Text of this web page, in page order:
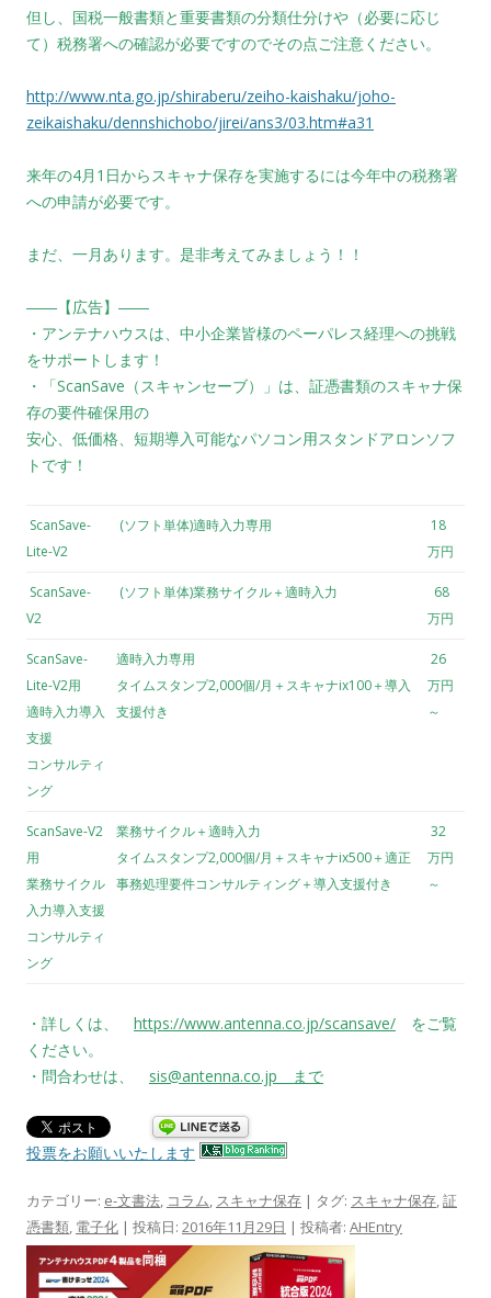
但し、国税一般書類と重要書類の分類仕分けや（必要に応じ
て）税務署への確認が必要ですのでその点ご注意ください。
http://www.nta.go.jp/shiraberu/zeiho-kaishaku/joho-
zeikaishaku/dennshichobo/jirei/ans3/03.htm#a31
来年の4月1日からスキャナ保存を実施するには今年中の税務署
への申請が必要です。
まだ、一月あります。是非考えてみましょう！！
――【広告】――
・アンテナハウスは、中小企業皆様のペーパレス経理への挑戦
をサポートします！
・「ScanSave（スキャンセーブ）」は、証憑書類のスキャナ保
存の要件確保用の
安心、低価格、短期導入可能なパソコン用スタンドアロンソフ
トです！
ScanSave-
Lite-V2
(ソフト単体)適時入力専用
18
万円
ScanSave-
V2
(ソフト単体)業務サイクル＋適時入力
68
万円
ScanSave-
Lite-V2用
適時入力導入
支援
コンサルティ
ング
適時入力専用
タイムスタンプ2,000個/月＋スキャナix100＋導入
支援付き
26
万円
～
ScanSave-V2
用
業務サイクル
入力導入支援
コンサルティ
ング
業務サイクル＋適時入力
タイムスタンプ2,000個/月＋スキャナix500＋適正
事務処理要件コンサルティング＋導入支援付き
32
万円
～
・詳しくは、 https://www.antenna.co.jp/scansave/ をご覧
ください。
・問合わせは、 sis@antenna.co.jp まで
投票をお願いいたします
カテゴリー: e-文書法, コラム, スキャナ保存 | タグ: スキャナ保存,証
憑書類, 電子化 | 投稿日: 2016年11月29日 | 投稿者: AHEntry